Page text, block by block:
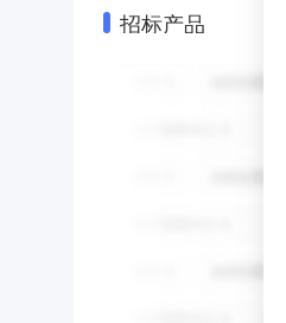
招标产品